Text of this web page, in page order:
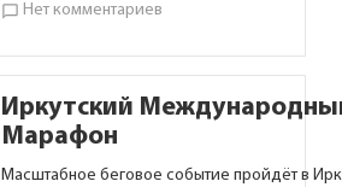
chat_bubble_outline Нет комментариев
Иркутский
Марафон
Масштабное беговое событие пройдёт в